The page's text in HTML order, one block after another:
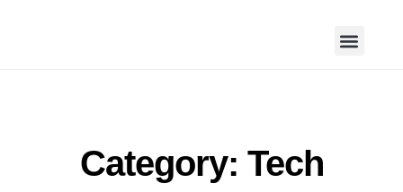
Category: Tech